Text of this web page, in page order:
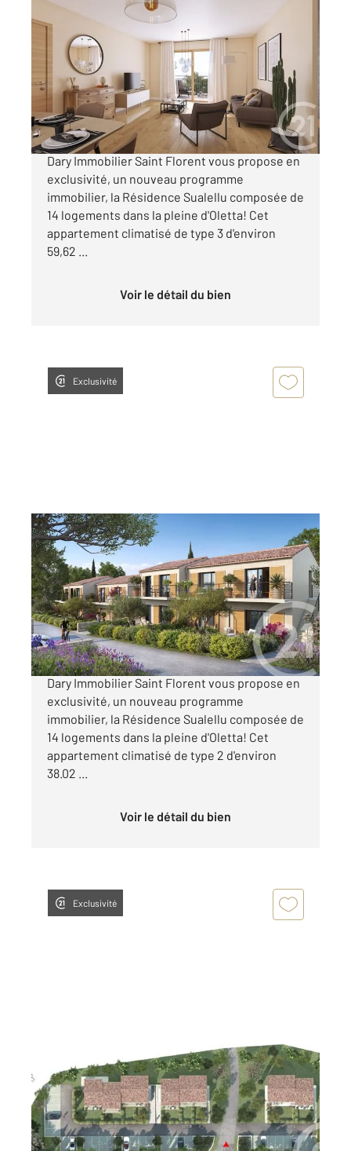
59,62 m
, 3 pièces
Ref : 766
Appartement T3 à vendre
235 000 €
OFFRE DE LANCEMENT L'agence Century21
Dary Immobilier Saint Florent vous propose en
exclusivité, un nouveau programme
immobilier, la Résidence Sualellu composée de
14 logements dans la pleine d'Oletta! Cet
appartement climatisé de type 3 d'environ
59,62 ...
Voir le détail du bien
Exclusivité
OLETTA 202
38,02 m2, 2 pièces
Ref : 765
Appartement T2 à vendre
153 000 €
OFFRE DE LANCEMENT L'agence Century21
Dary Immobilier Saint Florent vous propose en
exclusivité, un nouveau programme
immobilier, la Résidence Sualellu composée de
14 logements dans la pleine d'Oletta! Cet
appartement climatisé de type 2 d'environ
38.02 ...
Voir le détail du bien
Exclusivité
38,39 m2, 2 pièces
Ref : 764
Appartement T2 à vendre
150 000 €